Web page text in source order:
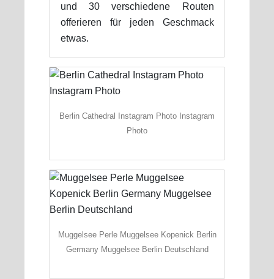
und 30 verschiedene Routen
offerieren für jeden Geschmack
etwas.
Berlin Cathedral Instagram Photo Instagram
Photo
Muggelsee Perle Muggelsee Kopenick Berlin
Germany Muggelsee Berlin Deutschland